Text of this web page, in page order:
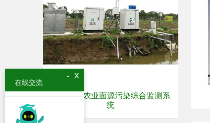
DJ-Cloud农业面源污染综合监测系
统
x
-
在线交流